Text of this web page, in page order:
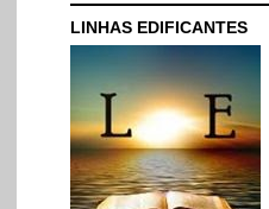
LINHAS EDIFICANTES